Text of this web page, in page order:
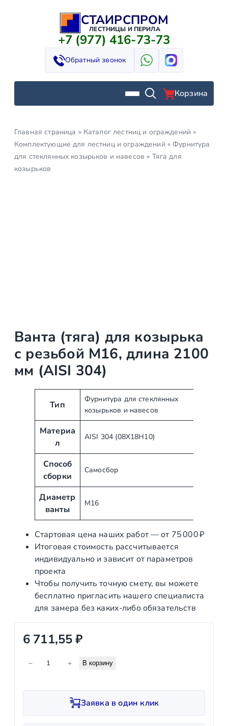
СТАИРСПРОМ
ЛЕСТНИЦЫ И ПЕРИЛА
+7 (977) 416-73-73
Обратный звонок
Корзина
Главная страница » Каталог лестниц и ограждений »
Комплектующие для лестниц и ограждений » Фурнитура
для стеклянных козырьков и навесов » Тяга для
козырьков
Ванта (тяга) для козырька
с резьбой М16, длина 2100
мм (AISI 304)
р
и
у
т
ы
З
а
ч
е
н
и
е
Тип
Фурнитура для стеклянных
козырьков и навесов
Материа
л
AISI 304 (08Х18Н10)
Способ
сборки
Самосбор
Диаметр
ванты
М16
Стартовая цена наших работ — от 75 000 ₽
Итоговая стоимость рассчитывается
индивидуально и зависит от параметров
проекта
Чтобы получить точную смету, вы можете
бесплатно пригласить нашего специалиста
для замера без каких‑либо обязательств
6 711,55₽
е
− + В корзину
Заявка в один клик